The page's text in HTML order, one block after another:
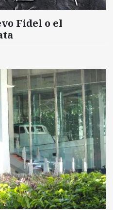
Fidel o el